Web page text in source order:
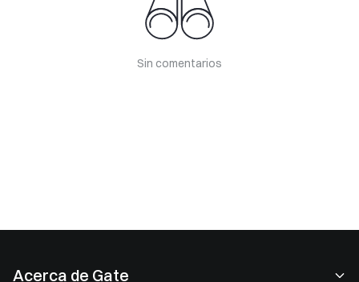
Sin comentarios
Acerca de Gate